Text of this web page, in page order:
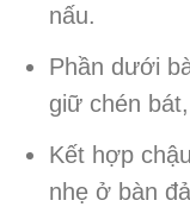
nấu.
Phần dưới
giữ chén
Kết hợp
nhẹ ở bàn